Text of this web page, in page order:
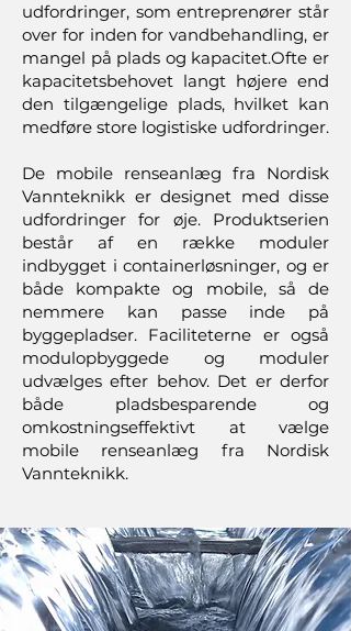
udfordringer, som entreprenører står
over for inden for vandbehandling, er
mangel på plads og kapacitet.Ofte er
kapacitetsbehovet langt højere end
den tilgængelige plads, hvilket kan
medføre store logistiske udfordringer.
De mobile renseanlæg fra Nordisk
Vannteknikk er designet med disse
udfordringer for øje. Produktserien
består af en række moduler
indbygget i containerløsninger, og er
både kompakte og mobile, så de
nemmere kan passe inde på
byggepladser. Faciliteterne er også
modulopbyggede og moduler
udvælges efter behov. Det er derfor
både pladsbesparende og
omkostningseffektivt at vælge
mobile renseanlæg fra Nordisk
Vannteknikk.